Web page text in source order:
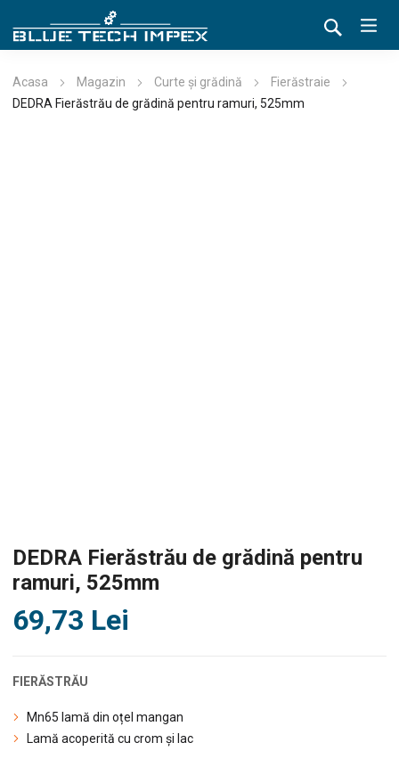
Acasa Magazin Curte și grădină
Fierăstraie
DEDRA Fierăstrău de grădină pentru ramuri, 525mm
DEDRA Fierăstrău de grădină pentru
ramuri, 525mm
69,73 Lei
FIERĂSTRĂU
Mn65 lamă din oțel mangan
Lamă acoperită cu crom și lac